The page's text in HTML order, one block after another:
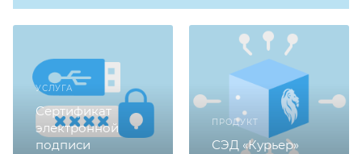
УСЛУГА
Сертификат
электронной
подписи
ПРОДУКТ
СЭД «Курьер»